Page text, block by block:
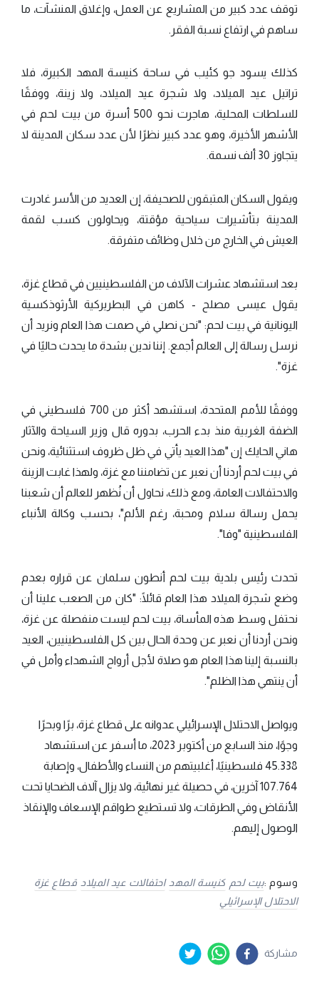
توقف عدد كبير من المشاريع عن العمل، وإغلاق المنشآت، ما
ساهم في ارتفاع نسبة الفقر.
كذلك يسود جو كئيب في ساحة كنيسة المهد الكبيرة، فلا
تراتيل عيد الميلاد، ولا شجرة عيد الميلاد، ولا زينة، ووفقًا
للسلطات المحلية، هاجرت نحو 500 أسرة من بيت لحم في
الأشهر الأخيرة، وهو عدد كبير نظرًا لأن عدد سكان المدينة لا
يتجاوز 30 ألف نسمة.
ويقول السكان المتبقون للصحيفة، إن العديد من الأسر غادرت
المدينة بتأشيرات سياحية مؤقتة، ويحاولون كسب لقمة
العيش في الخارج من خلال وظائف متفرقة.
بعد استشهاد عشرات الآلاف من الفلسطينيين في قطاع غزة،
يقول عيسى مصلح - كاهن في البطريركية الأرثوذكسية
اليونانية في بيت لحم: "نحن نصلي في صمت هذا العام ونريد أن
نرسل رسالة إلى العالم أجمع. إننا ندين بشدة ما يحدث حاليًا في
غزة".
ووفقًا للأمم المتحدة، استشهد أكثر من 700 فلسطيني في
الضفة الغربية منذ بدء الحرب، بدوره قال وزير السياحة والآثار
هاني الحايك إن "هذا العيد يأتي في ظل ظروف استثنائية، ونحن
في بيت لحم أردنا أن نعبر عن تضامننا مع غزة، ولهذا غابت الزينة
والاحتفالات العامة، ومع ذلك، نحاول أن نُظهر للعالم أن شعبنا
يحمل رسالة سلام ومحبة، رغم الألم"، بحسب وكالة الأنباء
الفلسطينية "وفا".
تحدث رئيس بلدية بيت لحم أنطون سلمان عن قراره بعدم
وضع شجرة الميلاد هذا العام قائلًا: "كان من الصعب علينا أن
نحتفل وسط هذه المأساة، بيت لحم ليست منفصلة عن غزة،
ونحن أردنا أن نعبر عن وحدة الحال بين كل الفلسطينيين، العيد
بالنسبة إلينا هذا العام هو صلاة لأجل أرواح الشهداء وأمل في
أن ينتهي هذا الظلم".
ويواصل الاحتلال الإسرائيلي عدوانه على قطاع غزة، برًا وبحرًا
وجوًا، منذ السابع من أكتوبر 2023، ما أسفر عن استشهاد
45.338 فلسطينيًا، أغلبيتهم من النساء والأطفال، وإصابة
107.764 آخرين، في حصيلة غير نهائية، ولا يزال آلاف الضحايا تحت
الأنقاض وفي الطرقات، ولا تستطيع طواقم الإسعاف والإنقاذ
الوصول إليهم.
وسوم :بيت لحم كنيسة المهد احتفالات عيد الميلاد قطاع غزة
الاحتلال الإسرائيلي
مشاركة